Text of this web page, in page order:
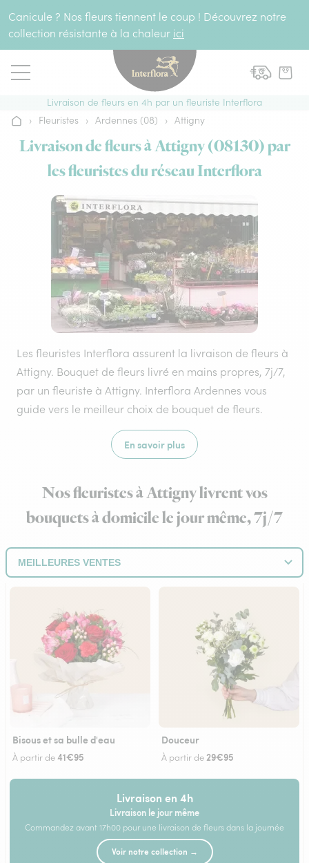
Canicule ? Nos fleurs tiennent le coup ! Découvrez notre
collection résistante à la chaleur ici
Livraison de fleurs en 4h par un fleuriste Interflora
Accueil
› Fleuristes › Ardennes (08) › Attigny
Livraison de fleurs à Attigny (08130) par
les fleuristes du réseau Interflora
Les fleuristes Interflora assurent la livraison de fleurs à
Attigny. Bouquet de fleurs livré en mains propres, 7j/7,
par un fleuriste à Attigny. Interflora Ardennes vous
guide vers le meilleur choix de bouquet de fleurs.
En savoir plus
Nos fleuristes à Attigny livrent vos
bouquets à domicile le jour même, 7j/7
Bisous et sa bulle d'eau
À partir de41€95
Douceur
À partir de29€95
Livraison en 4h
Livraison le jour même
Commandez avant 17h00 pour une livraison de fleurs dans la journée
Voir notre collection →